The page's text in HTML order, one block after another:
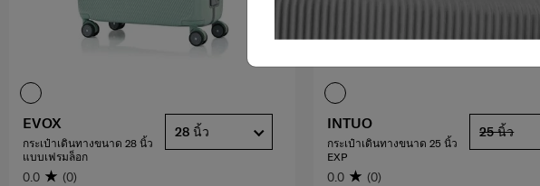
EVOX
กระเป๋าเดินทางขนาด 28 นิ้ว
แบบเฟรมล็อก
0.0 (0)
28 นิ้ว INTUO
กระเป๋าเดินทางขนาด 25 นิ้ว
EXP
0.0 (0)
25 นิ้ว